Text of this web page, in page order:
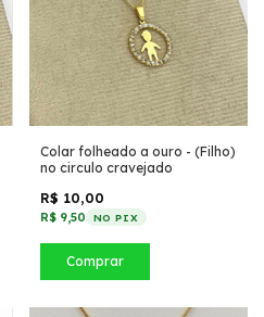
Colar folheado a ouro - (Filho)
no circulo cravejado
R$ 10,00
R$ 9,50 NO PIX
Comprar